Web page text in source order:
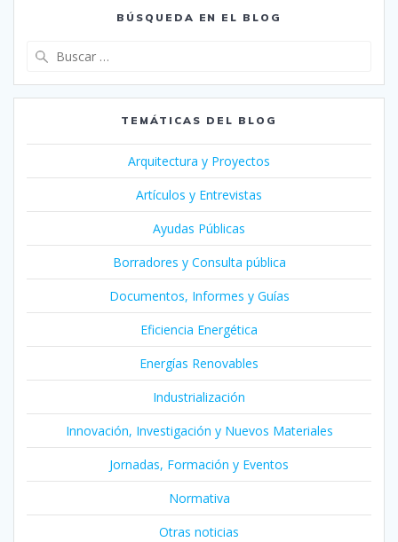
BÚSQUEDA EN EL BLOG
TEMÁTICAS DEL BLOG
Arquitectura y Proyectos
Artículos y Entrevistas
Ayudas Públicas
Borradores y Consulta pública
Documentos, Informes y Guías
Eficiencia Energética
Energías Renovables
Industrialización
Innovación, Investigación y Nuevos Materiales
Jornadas, Formación y Eventos
Normativa
Otras noticias